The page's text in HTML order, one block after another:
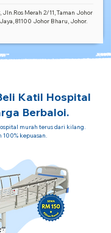
Jln.Ros Merah 2/11, Taman Johor
Jaya, 81100 Johor Bharu, Johor.
Katil Hospital
Berbaloi.
murah terus dari kilang.
100% kepuasan.